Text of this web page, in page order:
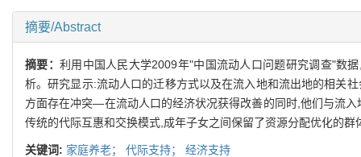
摘要/Abstract
摘要： 利用中国人民大学2009年"中国流动人口问题研究调查"数
析。研究显示:流动人口的迁移方式以及在流入地和流出地的相关
方面存在冲突—在流动人口的经济状况获得改善的同时,他们与流
传统的代际互惠和交换模式,成年子女之间保留了资源分配优化的
关键词: 家庭养老； 代际支持； 经济支持